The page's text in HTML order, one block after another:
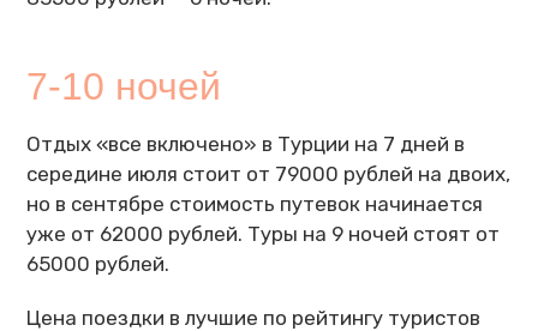
7-10 ночей
Отдых «все включено» в Турции на 7 дней в
середине июля стоит от 79000 рублей на двоих,
но в сентябре стоимость путевок начинается
уже от 62000 рублей. Туры на 9 ночей стоят от
65000 рублей.
Цена поездки в лучшие по рейтингу туристов